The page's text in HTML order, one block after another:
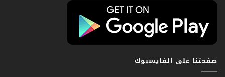
صفحتنا على الفايسبوك